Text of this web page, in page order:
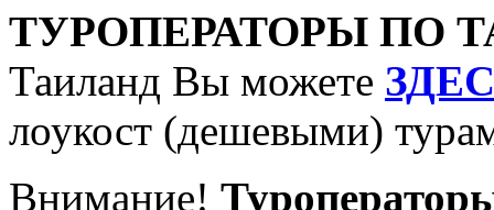
ТУРОПЕРАТОРЫ ПО
Таиланд Вы можете
лоукост (дешевыми)
Внимание!